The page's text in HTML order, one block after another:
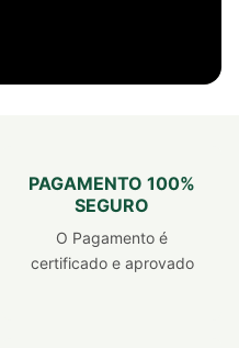
JÁ VALIDADOS NO
:)
PAGAMENTO 100%
SEGURO
O Pagamento é
certificado e aprovado